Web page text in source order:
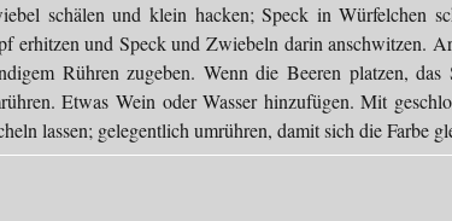
schälen und klein hacken; Speck in Würfelchen
erhitzen und Speck und Zwiebeln darin anschwitzen.
Rühren zugeben. Wenn die Beeren platzen,
Etwas Wein oder Wasser hinzufügen. Mit
lassen; gelegentlich umrühren, damit sich die Farbe